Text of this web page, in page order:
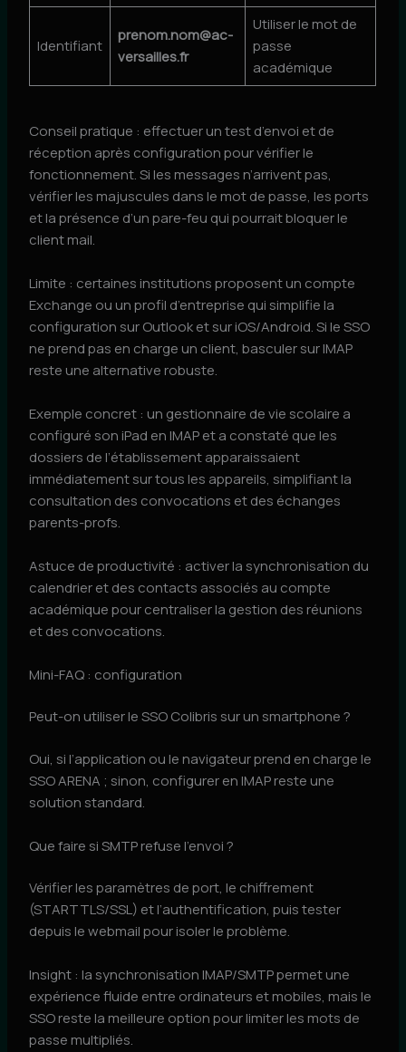
Identifiant
prenom.nom@ac-
versailles.fr
Utiliser le mot de
passe
académique
Conseil pratique : effectuer un test d’envoi et de
réception après configuration pour vérifier le
fonctionnement. Si les messages n’arrivent pas,
vérifier les majuscules dans le mot de passe, les ports
et la présence d’un pare-feu qui pourrait bloquer le
client mail.
Limite : certaines institutions proposent un compte
Exchange ou un profil d’entreprise qui simplifie la
configuration sur Outlook et sur iOS/Android. Si le SSO
ne prend pas en charge un client, basculer sur IMAP
reste une alternative robuste.
Exemple concret : un gestionnaire de vie scolaire a
configuré son iPad en IMAP et a constaté que les
dossiers de l’établissement apparaissaient
immédiatement sur tous les appareils, simplifiant la
consultation des convocations et des échanges
parents-profs.
Astuce de productivité : activer la synchronisation du
calendrier et des contacts associés au compte
académique pour centraliser la gestion des réunions
et des convocations.
Mini-FAQ : configuration
Peut-on utiliser le SSO Colibris sur un smartphone ?
Oui, si l’application ou le navigateur prend en charge le
SSO ARENA ; sinon, configurer en IMAP reste une
solution standard.
Que faire si SMTP refuse l’envoi ?
Vérifier les paramètres de port, le chiffrement
(STARTTLS/SSL) et l’authentification, puis tester
depuis le webmail pour isoler le problème.
Insight : la synchronisation IMAP/SMTP permet une
expérience fluide entre ordinateurs et mobiles, mais le
SSO reste la meilleure option pour limiter les mots de
passe multipliés.